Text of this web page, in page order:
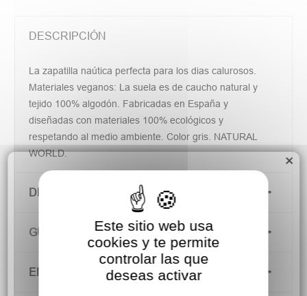
DESCRIPCIÓN
La zapatilla naútica perfecta para los dias calurosos.
Materiales veganos: La suela es de caucho natural y
tejido 100% algodón. Fabricadas en España y
diseñadas con materiales 100% ecológicos y
respetando al medio ambiente. Color gris. NATURAL
WORLD.
DETALLES DEL PRODUCTO
GUÍA DE TALLAS
ENVÍOS Y DEVOLUCIONES
×
Este sitio web usa
cookies y te permite
controlar las que
deseas activar